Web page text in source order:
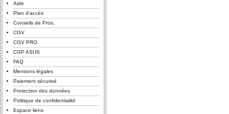
Aide
Plan d'accès
Conseils de Pros.
CGV
CGV PRO
CGP ASUS
FAQ
Mentions légales
Paiement sécurisé
Protection des données
Politique de confidentialité
Espace liens